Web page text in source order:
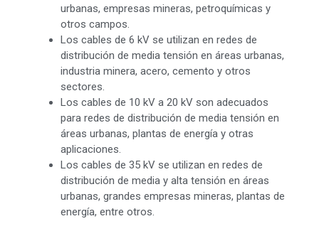
urbanas, empresas mineras, petroquímicas y
otros campos.
Los cables de 6 kV se utilizan en redes de
distribución de media tensión en áreas urbanas,
industria minera, acero, cemento y otros
sectores.
Los cables de 10 kV a 20 kV son adecuados
para redes de distribución de media tensión en
áreas urbanas, plantas de energía y otras
aplicaciones.
Los cables de 35 kV se utilizan en redes de
distribución de media y alta tensión en áreas
urbanas, grandes empresas mineras, plantas de
energía, entre otros.